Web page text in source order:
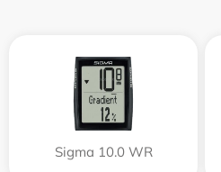
Sigma 10.0 WR